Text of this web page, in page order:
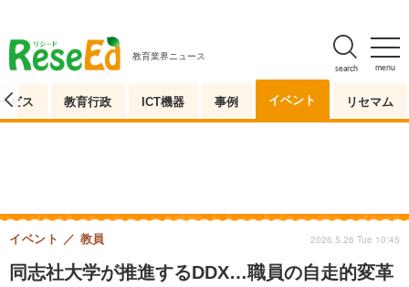
menu
search
教育業界ニュース
ビス 教育行政 ICT機器 事例 イベント リセマム
同志社大学が推進するDDX…職員の自走的変革
イベント 教員 2026.5.26 Tue 10:45